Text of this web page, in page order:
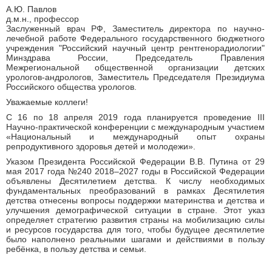
А.Ю. Павлов
д.м.н., профессор
Заслуженный врач РФ, Заместитель директора по научно-
лечебной работе Федерального государственного бюджетного
учреждения "Российский научный центр рентгенорадиологии"
Минздрава России, Председатель Правления
Межрегиональной общественной организации детских
урологов-андрологов, Заместитель Председателя Президиума
Российского общества урологов.
Уважаемые коллеги!
С 16 по 18 апреля 2019 года планируется проведение III
Научно-практической конференции с международным участием
«Национальный и международный опыт охраны
репродуктивного здоровья детей и молодежи».
Указом Президента Российской Федерации В.В. Путина от 29
мая 2017 года №240 2018–2027 годы в Российской Федерации
объявлены Десятилетием детства. К числу необходимых
фундаментальных преобразований в рамках Десятилетия
детства отнесены вопросы поддержки материнства и детства и
улучшения демографической ситуации в стране. Этот указ
определяет стратегию развития страны на мобилизацию силы
и ресурсов государства для того, чтобы будущее десятилетие
было наполнено реальными шагами и действиями в пользу
ребёнка, в пользу детства и семьи.